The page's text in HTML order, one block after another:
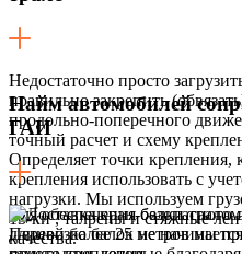
Недостаточно просто
правильно закрепить
продольно-поперечного
точный расчет и схему
Определяет точки крепления,
крепления использовать с
нагрузки. Мы используем
13-ки , талрепы и стяжные
качества.
Найм автомобилей
ГАИ
Для обеспечения
длиной более 25 метров мы
Перевозка балок не